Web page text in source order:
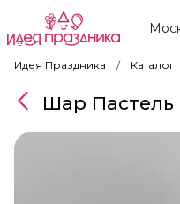
Идея Праздника Каталог
Шар Пастель